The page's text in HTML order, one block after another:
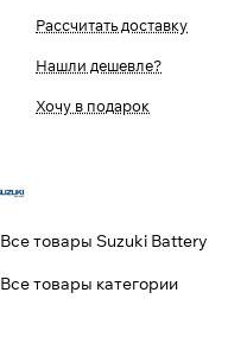
Рассчитать доставку
Нашли дешевле?
Хочу в подарок
Все товары Suzuki Battery
Все товары категории